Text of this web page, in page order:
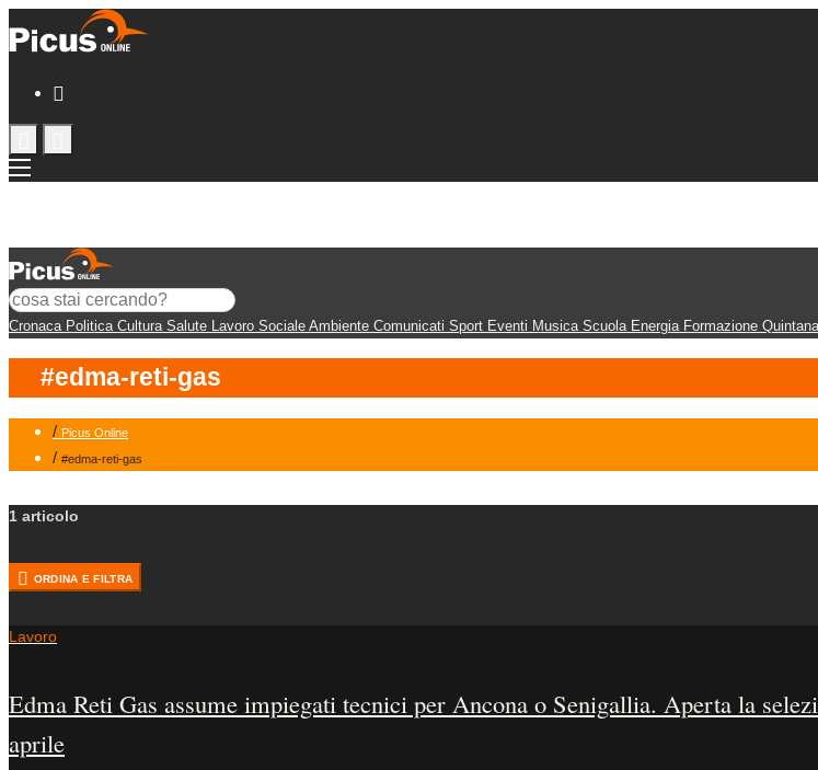
Cronaca Politica Cultura Salute Lavoro Sociale Ambiente Comunicati Sport Eventi Musica Scuola Energia Formazione Quintana
#edma-reti-gas
/ Picus Online
/ #edma-reti-gas
1 articolo
ORDINA E FILTRA
Lavoro
Edma Reti Gas assume impiegati tecnici per Ancona o Senigallia. Aperta la
aprile